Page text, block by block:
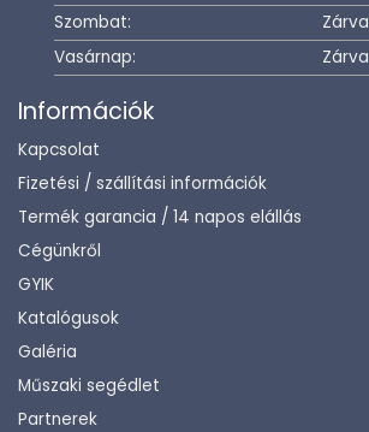
Szombat:
Zárva
Vasárnap:
Zárva
Információk
Kapcsolat
Fizetési / szállítási információk
Termék garancia / 14 napos elállás
Cégünkről
GYIK
Katalógusok
Galéria
Műszaki segédlet
Partnerek